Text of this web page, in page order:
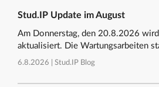
Stud.IP Update im August
Am Donnerstag, den 20.8.2026 wird
aktualisiert. Die Wartungsarbeiten
6.8.2026 | Stud.IP Blog